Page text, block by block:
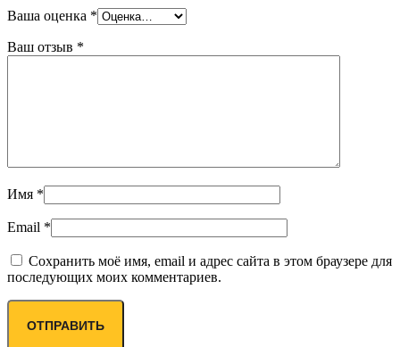
Ваша оценка *
Ваш отзыв *
Имя *
Email *
Сохранить моё имя, email и адрес сайта в этом браузере для
последующих моих комментариев.